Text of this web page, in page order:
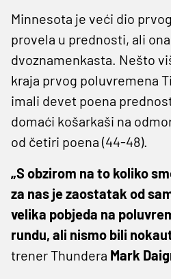
Minnesota je veći dio
provela u prednosti, ali
dvoznamenkasta. Nešto
kraja prvog poluvremena
imali devet poena
domaći košarkaši na
od četiri poena (44-48).
„S obzirom na to koliko
za nas je zaostatak od
velika pobjeda na
rundu, ali nismo bili
trener Thundera Mark